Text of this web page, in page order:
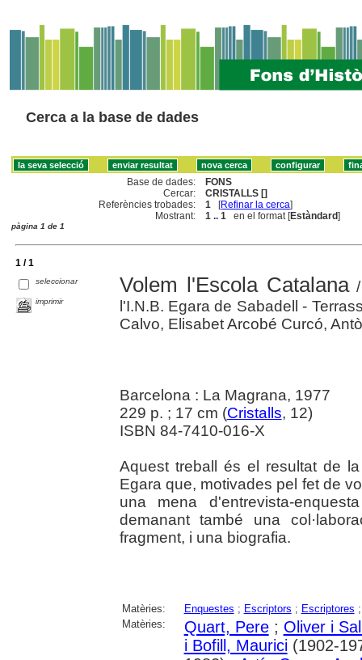
Cerca a la base de dades
Base de dades:
FONS
Cercar:
CRISTALLS []
Referències trobades:
1 [Refinar la cerca]
Mostrant:
1 .. 1 en el format [Estàndard]
pàgina 1 de 1
1 / 1
seleccionar
imprimir
Volem l'Escola Catalana/
l'I.N.B. Egara de Sabadell -
Calvo, Elisabet Arcobé Curcó,
Barcelona : La Magrana, 1977
229 p. ; 17 cm (Cristalls, 12)
ISBN 84-7410-016-X
Aquest treball és el resultat de
Egara que, motivades pel fet de
una mena d'entrevista-
demanant també una
fragment, i una biografia.
Matèries: Enquestes ; Escriptors ; Escriptores
Matèries:
Quart, Pere; Oliver i
i Bofill, Maurici(1902-